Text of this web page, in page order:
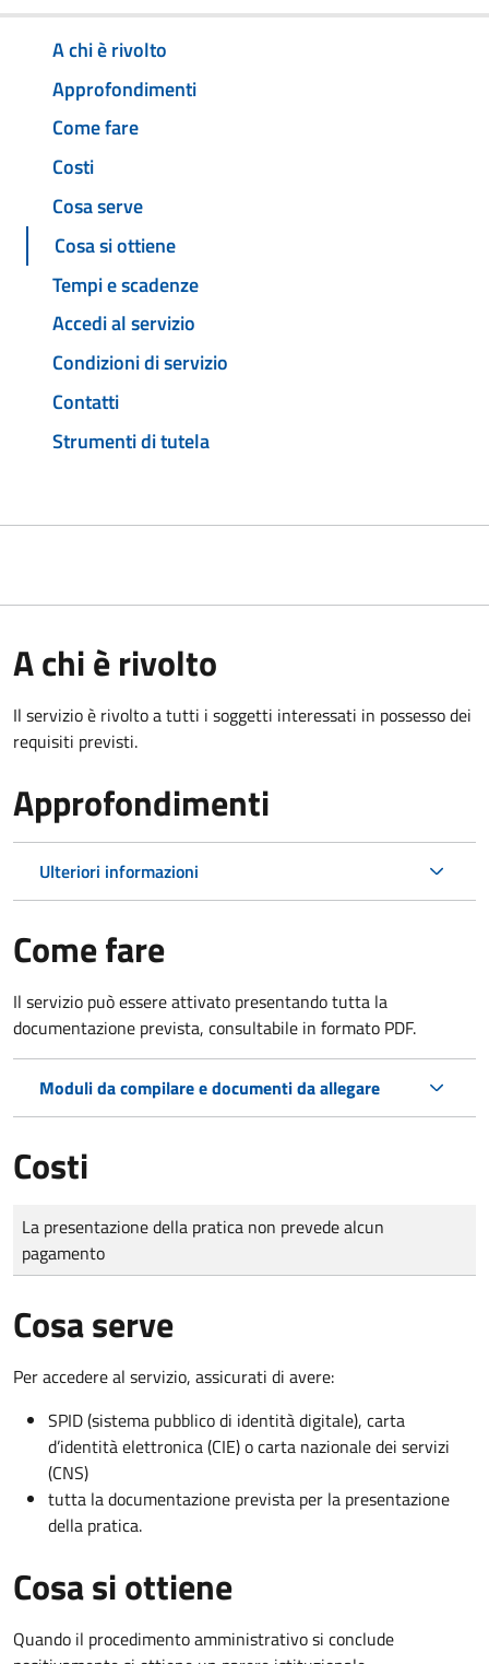
A chi è rivolto
Approfondimenti
Come fare
Costi
Cosa serve
Cosa si ottiene
Tempi e scadenze
Accedi al servizio
Condizioni di servizio
Contatti
Strumenti di tutela
A chi è rivolto
Il servizio è rivolto a tutti i soggetti interessati in possesso dei
requisiti previsti.
Approfondimenti
Ulteriori informazioni
Come fare
Il servizio può essere attivato presentando tutta la
documentazione prevista, consultabile in formato PDF.
Moduli da compilare e documenti da allegare
Costi
Tipo di pagamento
Importo
La presentazione della pratica non prevede alcun
pagamento
Cosa serve
Per accedere al servizio, assicurati di avere:
SPID (sistema pubblico di identità digitale), carta
d’identità elettronica (CIE) o carta nazionale dei servizi
(CNS)
tutta la documentazione prevista per la presentazione
della pratica.
Cosa si ottiene
Quando il procedimento amministrativo si conclude